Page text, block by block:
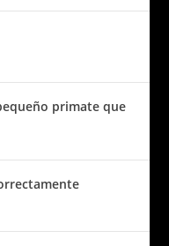
primate que